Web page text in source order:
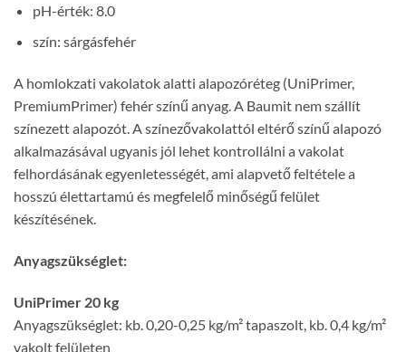
pH-érték: 8.0
szín: sárgásfehér
A homlokzati vakolatok alatti alapozóréteg (UniPrimer,
PremiumPrimer) fehér színű anyag. A Baumit nem szállít
színezett alapozót. A színezővakolattól eltérő színű alapozó
alkalmazásával ugyanis jól lehet kontrollálni a vakolat
felhordásának egyenletességét, ami alapvető feltétele a
hosszú élettartamú és megfelelő minőségű felület
készítésének.
Anyagszükséglet:
UniPrimer 20 kg
Anyagszükséglet: kb. 0,20-0,25 kg/m² tapaszolt, kb. 0,4 kg/m²
vakolt felületen